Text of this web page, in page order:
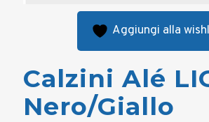
Aggiungi alla
Calzini Alé
Nero/Giallo